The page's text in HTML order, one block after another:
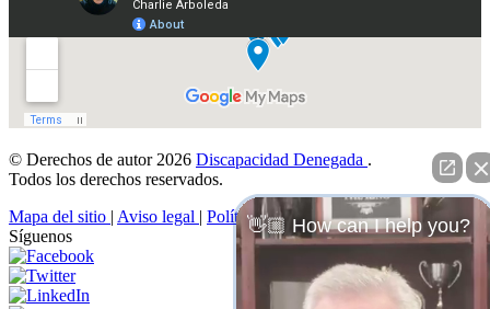
© Derechos de autor 2026 Discapacidad Denegada .
Todos los derechos reservados.
Mapa del sitio | Aviso legal | Política de privacidad
Síguenos
👋🏼 How can I help you?